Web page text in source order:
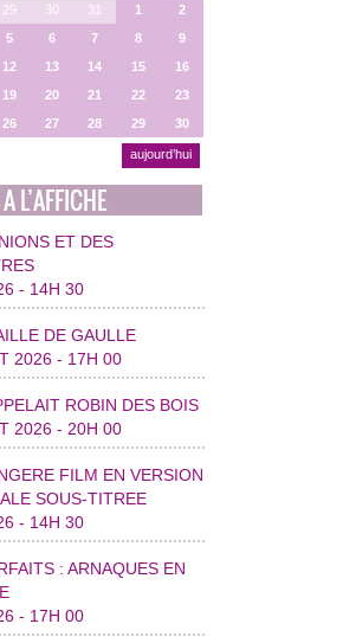
29 30 31 1
2
5 6 7 8
9
12 13 14 15
16
19 20 21 22
23
26 27 28 29 30
aujourd’hui
L’AFFICHE
ET DES
- 14H 30
DE GAULLE
2026 - 17H 00
ROBIN DES BOIS
2026 - 20H 00
FILM EN VERSION
SOUS-TITREE
- 14H 30
: ARNAQUES EN
- 17H 00